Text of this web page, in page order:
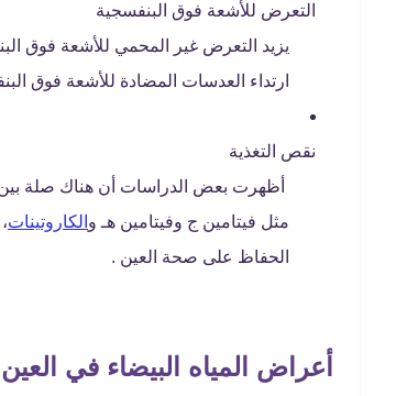
التعرض للأشعة فوق البنفسجية
يزيد التعرض غير المحمي للأشعة فوق
ارتداء العدسات المضادة للأشعة فوق
نقص التغذية
أظهرت بعض الدراسات أن هناك صلة
مثل فيتامين ج وفيتامين هـ و الكاروتينات
الحفاظ على صحة العين .
أعراض المياه البيضاء في العين